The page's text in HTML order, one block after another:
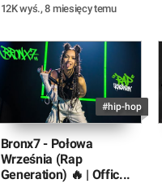
12K wyś.,8 miesięcy temu
#hip-hop
Bronx7 - Połowa
Września (Rap
Generation) 🔥 | Offic...